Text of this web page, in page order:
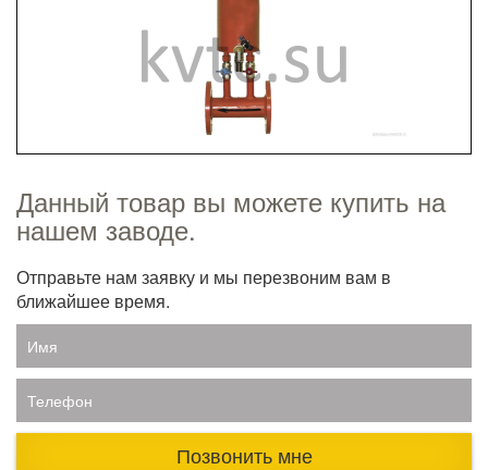
Данный товар вы можете купить на
нашем заводе.
Отправьте нам заявку и мы перезвоним вам в
ближайшее время.
Имя
Телефон
Позвонить мне